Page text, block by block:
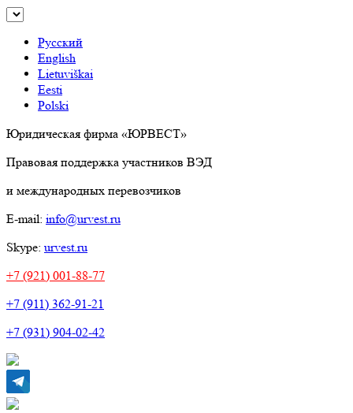
Русский
English
Lietuviškai
Eesti
Polski
Юридическая фирма «ЮРВЕСТ»
Правовая поддержка участников ВЭД
и международных перевозчиков
E-mail: info@urvest.ru
Skype: urvest.ru
+7 (921) 001-88-77
+7 (911) 362-91-21
+7 (931) 904-02-42